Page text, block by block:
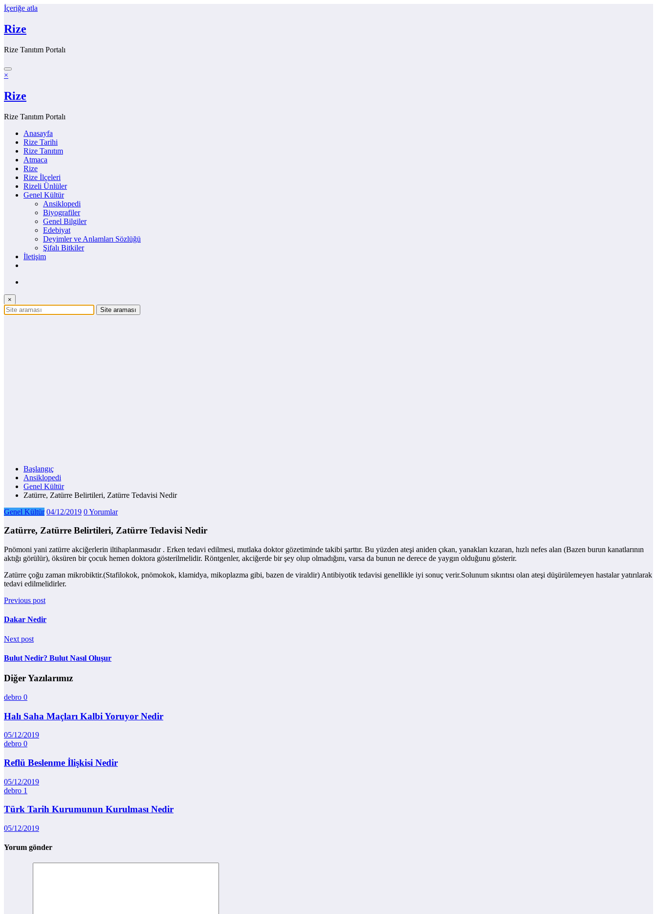
İçeriğe atla
Rize
Rize Tanıtım Portalı
×
Rize
Rize Tanıtım Portalı
Anasayfa
Rize Tarihi
Rize Tanıtım
Atmaca
Rize
Rize İlçeleri
Rizeli Ünlüler
Genel Kültür
Ansiklopedi
Biyografiler
Genel Bilgiler
Edebiyat
Deyimler ve Anlamları Sözlüğü
Şifalı Bitkiler
İletişim
×
Başlangıç
Ansiklopedi
Genel Kültür
Zatürre, Zatürre Belirtileri, Zatürre Tedavisi Nedir
Genel Kültür 04/12/2019 0 Yorumlar
Zatürre, Zatürre Belirtileri, Zatürre Tedavisi Nedir
Pnömoni yani zatürre akciğerlerin iltihaplanmasıdır . Erken tedavi edilmesi, mutlaka doktor gözetiminde takibi şarttır. Bu yüzden ateşi aniden çıkan, yanakları kızaran, hızlı nefes alan (Bazen burun kanatlarının
aktığı görülür), öksüren bir çocuk hemen doktora gösterilmelidir. Röntgenler, akciğerde bir şey olup olmadığını, varsa da bunun ne derece de yaygın olduğunu gösterir.
Zatürre çoğu zaman mikrobiktir.(Stafilokok, pnömokok, klamidya, mikoplazma gibi, bazen de viraldir) Antibiyotik tedavisi genellikle iyi sonuç verir.Solunum sıkıntısı olan ateşi düşürülemeyen hastalar yatırılarak
tedavi edilmelidirler.
Previous post
Dakar Nedir
Next post
Bulut Nedir? Bulut Nasıl Oluşur
Diğer Yazılarımız
debro 0
Halı Saha Maçları Kalbi Yoruyor Nedir
05/12/2019
debro 0
Reflü Beslenme İlişkisi Nedir
05/12/2019
debro 1
Türk Tarih Kurumunun Kurulması Nedir
05/12/2019
Yorum gönder